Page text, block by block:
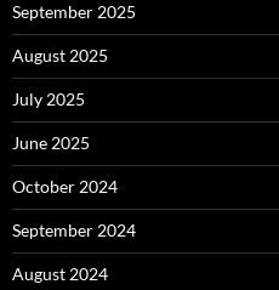
September 2025
August 2025
July 2025
June 2025
October 2024
September 2024
August 2024